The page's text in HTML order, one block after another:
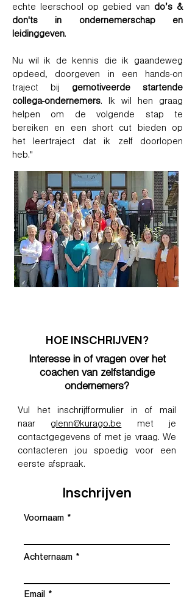
echte leerschool op gebied van do’s &
don'ts in ondernemerschap en
leidinggeven.
Nu wil ik de kennis die ik gaandeweg
opdeed, doorgeven in een hands-on
traject bij gemotiveerde startende
collega-ondernemers. Ik wil hen graag
helpen om de volgende stap te
bereiken en een short cut bieden op
het leertraject dat ik zelf doorlopen
heb."
HOE INSCHRIJVEN?
Interesse in of vragen over het
coachen van zelfstandige
ondernemers?
Vul het inschrijfformulier in of mail
naar glenn@kurago.be met je
contactgegevens of met je vraag. We
contacteren jou spoedig voor een
eerste afspraak.
Inschrijven
Voornaam
Achternaam
Email